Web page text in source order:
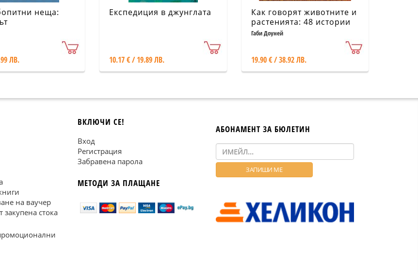
неща:
ЛВ.
Експедиция в джунглата
10.17 € / 19.89 ЛВ.
Как говорят животните и
растенията: 48 истории
за тайния език на
Габи Доуней
19.90 € / 38.92 ЛВ.
на ваучер
закупена стока
ВКЛЮЧИ СЕ!
Вход
Регистрация
Забравена парола
МЕТОДИ ЗА ПЛАЩАНЕ
АБОНАМЕНТ ЗА БЮЛЕТИН